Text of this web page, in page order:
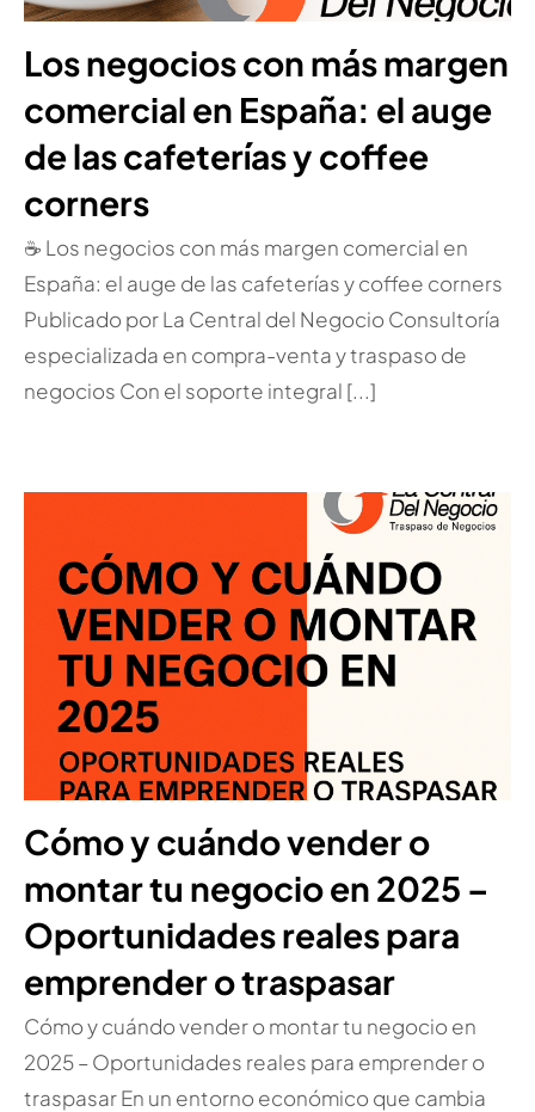
Los negocios con más margen
comercial en España: el auge
de las cafeterías y coffee
corners
☕ Los negocios con más margen comercial en
España: el auge de las cafeterías y coffee corners
Publicado por La Central del Negocio Consultoría
especializada en compra-venta y traspaso de
negocios Con el soporte integral [...]
Cómo y cuándo vender o
montar tu negocio en 2025 –
Oportunidades reales para
emprender o traspasar
Cómo y cuándo vender o montar tu negocio en
2025 – Oportunidades reales para emprender o
traspasar En un entorno económico que cambia